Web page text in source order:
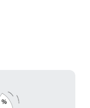
用户选择在当地租